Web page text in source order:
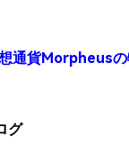
通貨Morpheusの
グ